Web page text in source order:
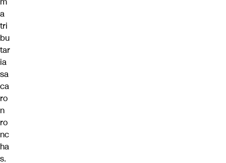
a
tri
bu
tar
ia
sa
ca
ro
n
ro
nc
ha
s.